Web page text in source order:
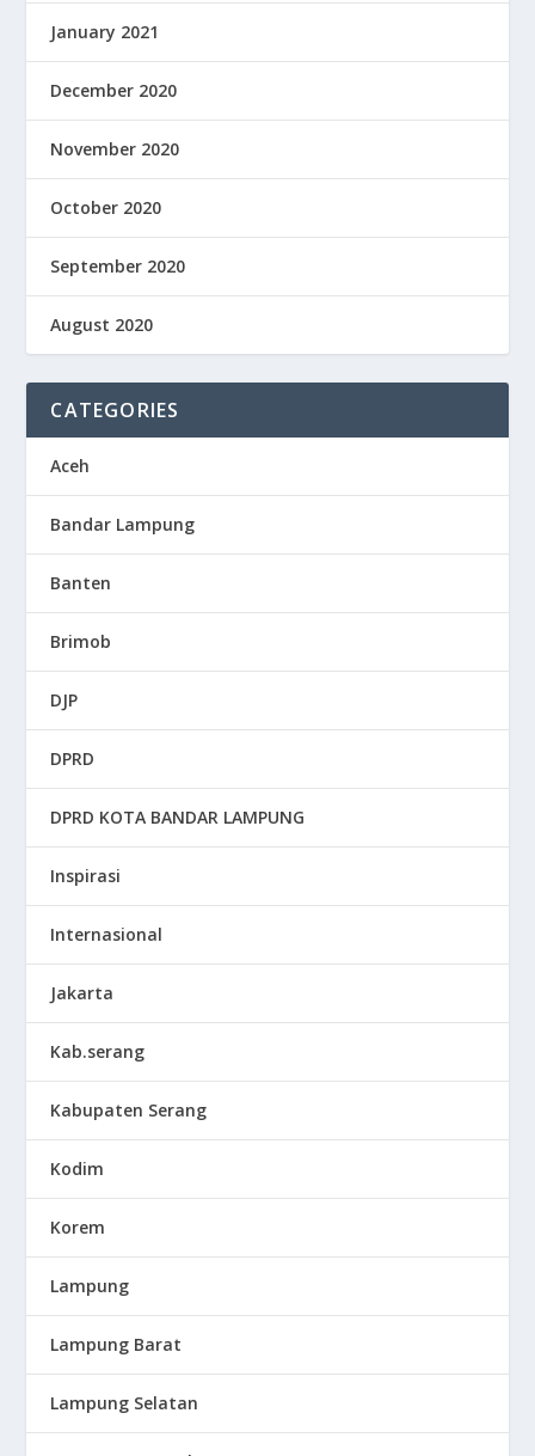
January 2021
December 2020
November 2020
October 2020
September 2020
August 2020
CATEGORIES
Aceh
Bandar Lampung
Banten
Brimob
DJP
DPRD
DPRD KOTA BANDAR LAMPUNG
Inspirasi
Internasional
Jakarta
Kab.serang
Kabupaten Serang
Kodim
Korem
Lampung
Lampung Barat
Lampung Selatan